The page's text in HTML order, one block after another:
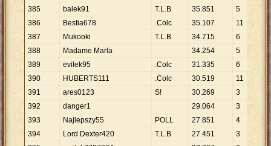
385
balek91 T.L.B 35.851 5 7
386
Bestia678 .Colc 35.107 11 3.
387
Mukooki T.L.B 34.715 6
.
388
Madame Marla 34.254 5 6 .
389
evilek95 .Colc 31.335 6 5.
390
HUBERTS111 .Colc 30.519 11
391
ares0123 S! 30.269 3
392
danger1 29.064 3 9
393
Najlepszy55 POLL 27.851 4
.
394
Lord Dexter420 T.L.B 27.451 3 9